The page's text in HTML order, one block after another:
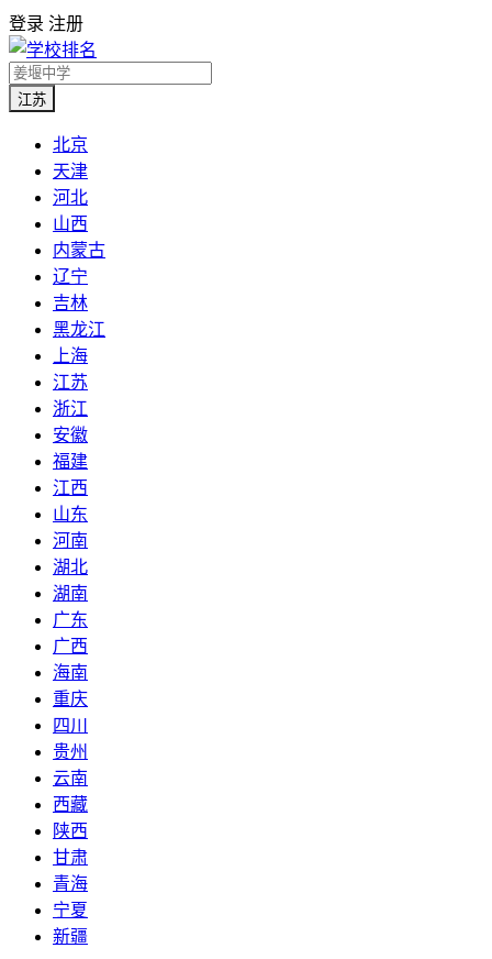
登录 注册
江苏
北京
天津
河北
山西
内蒙古
辽宁
吉林
黑龙江
上海
江苏
浙江
安徽
福建
江西
山东
河南
湖北
湖南
广东
广西
海南
重庆
四川
贵州
云南
西藏
陕西
甘肃
青海
宁夏
新疆